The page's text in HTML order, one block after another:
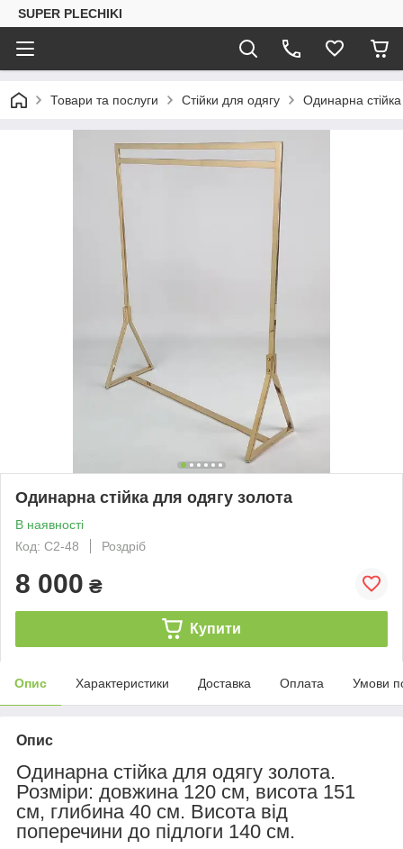
SUPER PLECHIKI
Товари та послуги Стійки для одягу Одинарна
Одинарна стійка для одягу золота
В наявності
Код: C2-48
Роздріб
8 000 ₴
Купити
Опис Характеристики Доставка Оплата Умови
Опис
Одинарна стійка для одягу золота.
Розміри: довжина 120 см, висота 151
см, глибина 40 см. Висота від
поперечини до підлоги 140 см.